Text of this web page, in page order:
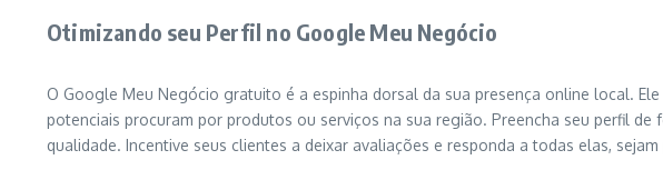
Otimizando seu Perfil no Google Meu Negócio
O Google Meu Negócio gratuito é a espinha dorsal da sua presença online local.
potenciais procuram por produtos ou serviços na sua região. Preencha seu perfil
qualidade. Incentive seus clientes a deixar avaliações e responda a todas elas,